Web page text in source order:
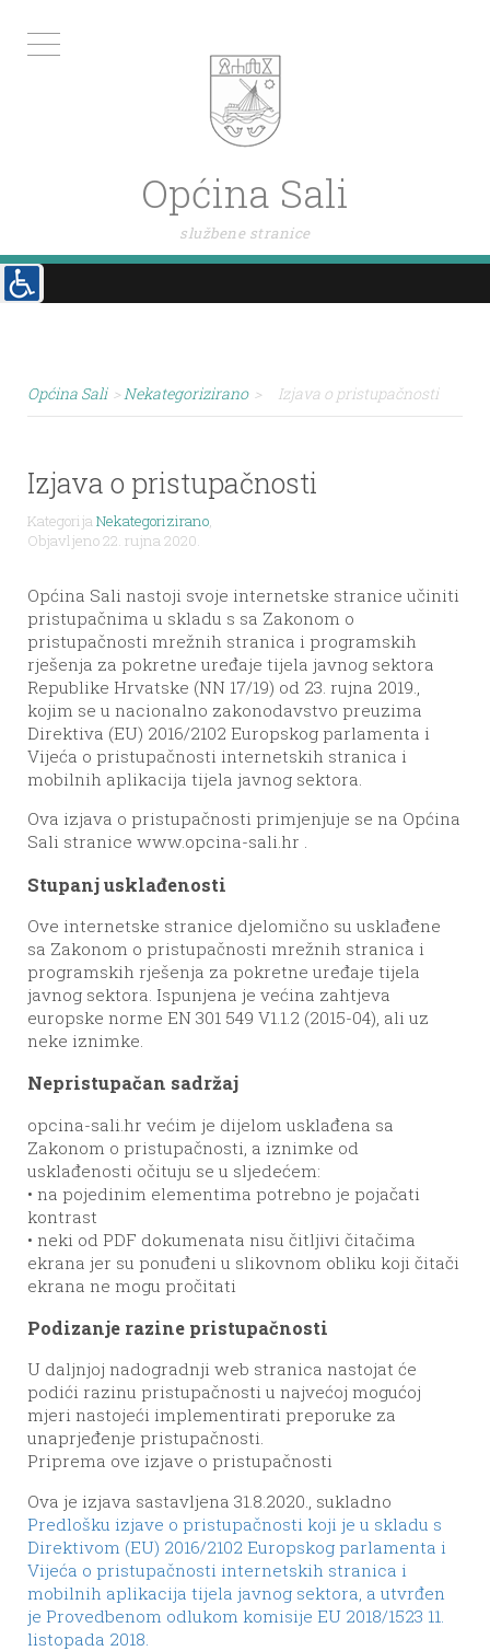
Općina Sali
službene stranice
Općina Sali > Nekategorizirano > Izjava o pristupačnosti
Izjava o pristupačnosti
KategorijaNekategorizirano,
Objavljeno 22. rujna 2020.
Općina Sali nastoji svoje internetske stranice učiniti
pristupačnima u skladu s sa Zakonom o
pristupačnosti mrežnih stranica i programskih
rješenja za pokretne uređaje tijela javnog sektora
Republike Hrvatske (NN 17/19) od 23. rujna 2019.,
kojim se u nacionalno zakonodavstvo preuzima
Direktiva (EU) 2016/2102 Europskog parlamenta i
Vijeća o pristupačnosti internetskih stranica i
mobilnih aplikacija tijela javnog sektora.
Ova izjava o pristupačnosti primjenjuje se na Općina
Sali stranice www.opcina-sali.hr .
Stupanj usklađenosti
Ove internetske stranice djelomično su usklađene
sa Zakonom o pristupačnosti mrežnih stranica i
programskih rješenja za pokretne uređaje tijela
javnog sektora. Ispunjena je većina zahtjeva
europske norme EN 301 549 V1.1.2 (2015-04), ali uz
neke iznimke.
Nepristupačan sadržaj
opcina-sali.hr većim je dijelom usklađena sa
Zakonom o pristupačnosti, a iznimke od
usklađenosti očituju se u sljedećem:
• na pojedinim elementima potrebno je pojačati
kontrast
• neki od PDF dokumenata nisu čitljivi čitačima
ekrana jer su ponuđeni u slikovnom obliku koji čitači
ekrana ne mogu pročitati
Podizanje razine pristupačnosti
U daljnjoj nadogradnji web stranica nastojat će
podići razinu pristupačnosti u najvećoj mogućoj
mjeri nastojeći implementirati preporuke za
unaprjeđenje pristupačnosti.
Priprema ove izjave o pristupačnosti
Ova je izjava sastavljena 31.8.2020., sukladno
Predlošku izjave o pristupačnosti koji je u skladu s
Direktivom (EU) 2016/2102 Europskog parlamenta i
Vijeća o pristupačnosti internetskih stranica i
mobilnih aplikacija tijela javnog sektora, a utvrđen
je Provedbenom odlukom komisije EU 2018/1523 11.
listopada 2018.